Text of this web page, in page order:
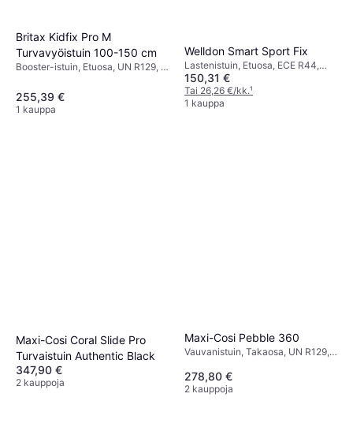
Britax Kidfix Pro M
Turvavyöistuin 100-150 cm
Booster-istuin, Etuosa, UN R129, i-
Sivutörmäyssuojaus (ASIP),
Säädettävä pääntuki
255,39 €
1 kauppa
Welldon Smart Sport Fix
Lastenistuin, Etuosa, ECE R44,
Vastasyntyneen istuimen
pienennin mukana,
Sivutörmäyssuojaus (ASIP)
150,31 €
Tai 26,26 €/kk.¹
1 kauppa
Maxi-Cosi Coral Slide Pro
Turvaistuin Authentic Black
347,90 €
2 kauppoja
Maxi-Cosi Pebble 360
Vauvanistuin, Takaosa, UN R129,
Pestävä päällinen, Kääntyvä,
Kantokahva, Säädettävä pääntuki,
278,80 €
2 kauppoja